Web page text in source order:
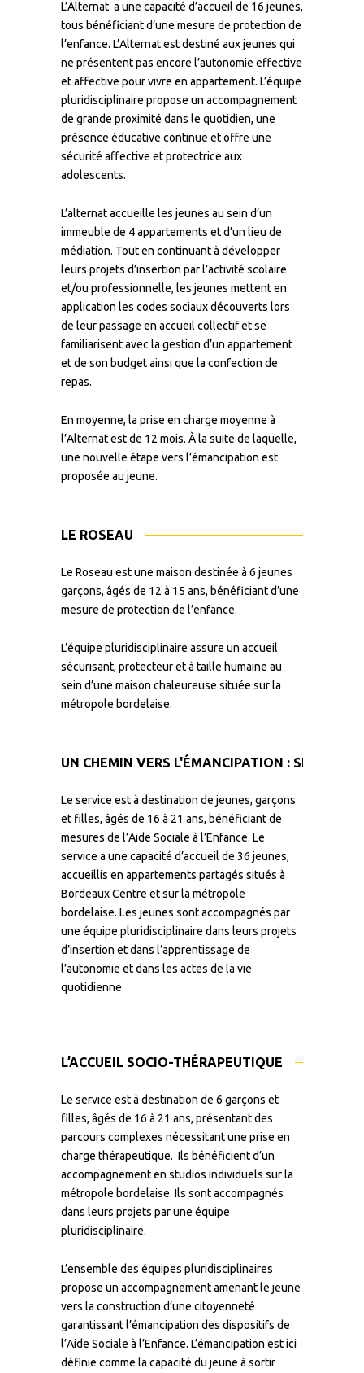
L’Alternat a une capacité d’accueil de 16 jeunes,
tous bénéficiant d’une mesure de protection de
l’enfance. L’Alternat est destiné aux jeunes qui
ne présentent pas encore l’autonomie effective
et affective pour vivre en appartement. L’équipe
pluridisciplinaire propose un accompagnement
de grande proximité dans le quotidien, une
présence éducative continue et offre une
sécurité affective et protectrice aux
adolescents.
L’alternat accueille les jeunes au sein d’un
immeuble de 4 appartements et d’un lieu de
médiation. Tout en continuant à développer
leurs projets d’insertion par l’activité scolaire
et/ou professionnelle, les jeunes mettent en
application les codes sociaux découverts lors
de leur passage en accueil collectif et se
familiarisent avec la gestion d’un appartement
et de son budget ainsi que la confection de
repas.
En moyenne, la prise en charge moyenne à
l’Alternat est de 12 mois. À la suite de laquelle,
une nouvelle étape vers l’émancipation est
proposée au jeune.
LE ROSEAU
Le Roseau est une maison destinée à 6 jeunes
garçons, âgés de 12 à 15 ans, bénéficiant d’une
mesure de protection de l’enfance.
L’équipe pluridisciplinaire assure un accueil
sécurisant, protecteur et à taille humaine au
sein d’une maison chaleureuse située sur la
métropole bordelaise.
UN CHEMIN VERS L'ÉMANCIPATION : SERVICE
Le service est à destination de jeunes, garçons
et filles, âgés de 16 à 21 ans, bénéficiant de
mesures de l’Aide Sociale à l’Enfance. Le
service a une capacité d’accueil de 36 jeunes,
accueillis en appartements partagés situés à
Bordeaux Centre et sur la métropole
bordelaise. Les jeunes sont accompagnés par
une équipe pluridisciplinaire dans leurs projets
d’insertion et dans l’apprentissage de
l’autonomie et dans les actes de la vie
quotidienne.
L’ACCUEIL SOCIO-THÉRAPEUTIQUE
Le service est à destination de 6 garçons et
filles, âgés de 16 à 21 ans, présentant des
parcours complexes nécessitant une prise en
charge thérapeutique. Ils bénéficient d’un
accompagnement en studios individuels sur la
métropole bordelaise. Ils sont accompagnés
dans leurs projets par une équipe
pluridisciplinaire.
L’ensemble des équipes pluridisciplinaires
propose un accompagnement amenant le jeune
vers la construction d’une citoyenneté
garantissant l’émancipation des dispositifs de
l’Aide Sociale à l’Enfance. L’émancipation est ici
définie comme la capacité du jeune à sortir